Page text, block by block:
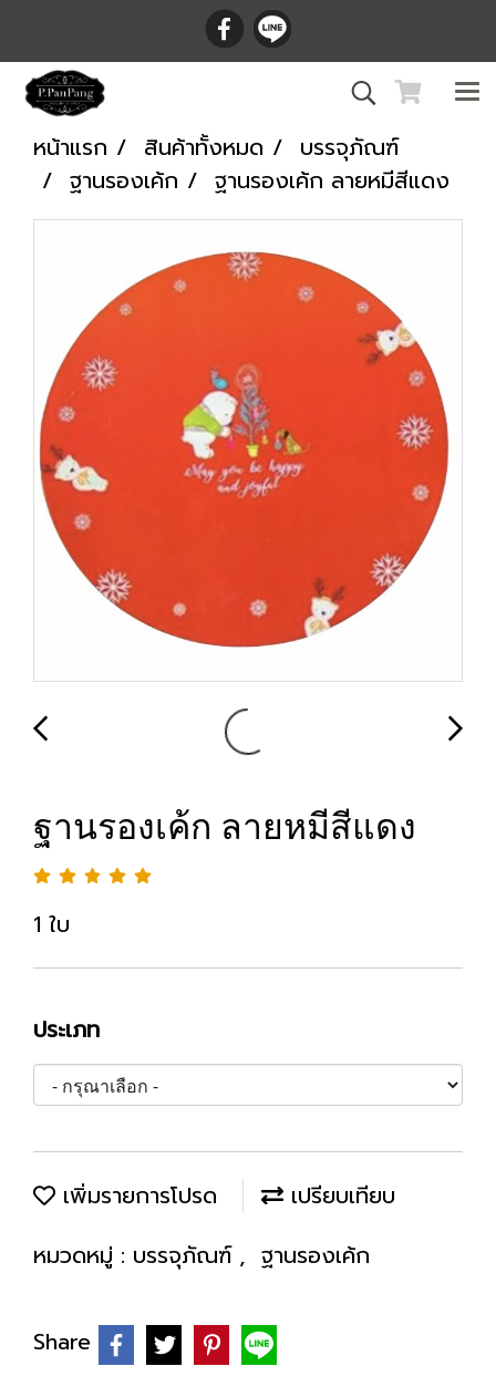
หน้าแรก สินค้าทั้งหมด
บรรจุภัณฑ์
ฐานรองเค้ก
ฐานรองเค้ก ลายหมีสีแดง
ฐานรองเค้ก ลายหมีสีแดง
1 ใบ
ประเภท
เพิ่มรายการโปรด
เปรียบเทียบ
หมวดหมู่ : บรรจุภัณฑ์ , ฐานรองเค้ก
Share